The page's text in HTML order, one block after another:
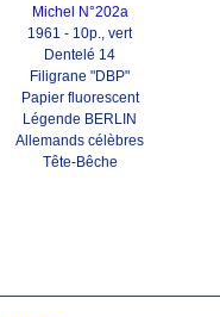
Michel N°202a
1961 - 10p., vert
Dentelé 14
Filigrane "DBP"
Papier fluorescent
Légende BERLIN
Allemands célèbres
Tête-Bêche